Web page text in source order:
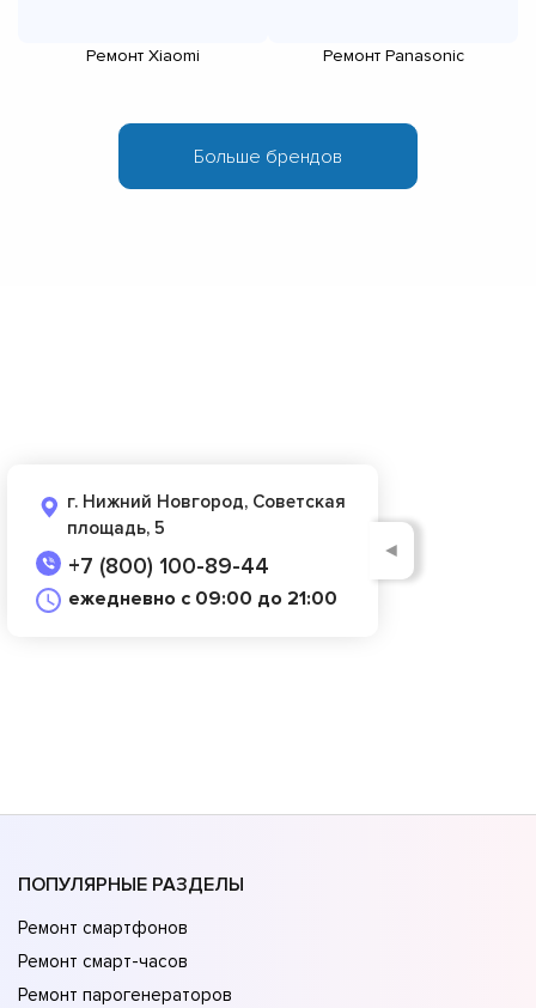
Ремонт Xiaomi Ремонт Panasonic
г. Нижний Новгород, Советская
площадь, 5
+7 (800) 100-89-44
ежедневно с 09:00 до 21:00
◄
ПОПУЛЯРНЫЕ РАЗДЕЛЫ
Ремонт смартфонов
Ремонт смарт-часов
Ремонт парогенераторов